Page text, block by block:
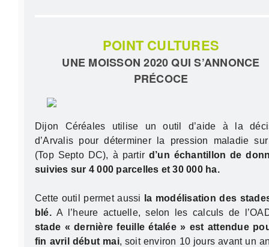
POINT CULTURES
UNE MOISSON 2020 QUI S’ANNONCE
PRÉCOCE
Dijon Céréales utilise un outil d’aide à la
d’Arvalis pour déterminer la pression maladie
(Top Septo DC), à partir d’un échantillon de
suivies sur 4 000 parcelles et 30 000 ha.
Cette outil permet aussi
la modélisation des
blé.A l’heure actuelle, selon les calculs de
stade « dernière feuille étalée » est attendue
fin avril début mai, soit environ 10 jours avant un